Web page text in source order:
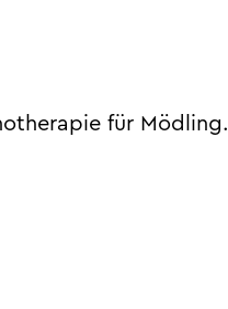
für Mödling.